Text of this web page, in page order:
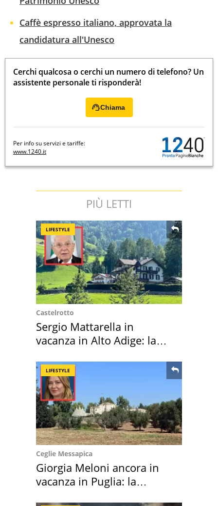
Caffè espresso italiano, approvata la
candidatura all'Unesco
Cerchi qualcosa o cerchi un numero di telefono? Un
assistente personale ti risponderà!
Chiama
Per info su servizi e tariffe:
www.1240.it
PIÙ LETTI
LIFESTYLE
Castelrotto
Sergio Mattarella in
vacanza in Alto Adige: la
LIFESTYLE
Ceglie Messapica
Giorgia Meloni ancora in
vacanza in Puglia: la